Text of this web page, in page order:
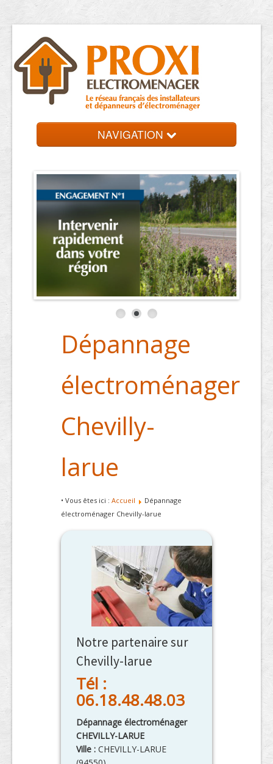
NAVIGATION
Réparateurs
Contact et devis
Dépannage
électroménager
Chevilly-
larue
• Vous êtes ici : Accueil
Dépannage
électroménager Chevilly-larue
Notre partenaire sur
Chevilly-larue
Tél :
06.18.48.48.03
Dépannage électroménager
CHEVILLY-LARUE
Ville : CHEVILLY-LARUE